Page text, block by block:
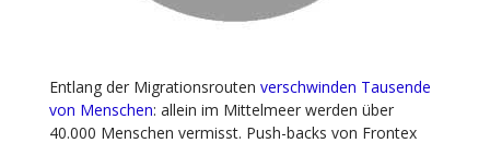
Entlang der Migrationsrouten verschwinden Tausende
von Menschen: allein im Mittelmeer werden über
40.000 Menschen vermisst. Push-backs von Frontex